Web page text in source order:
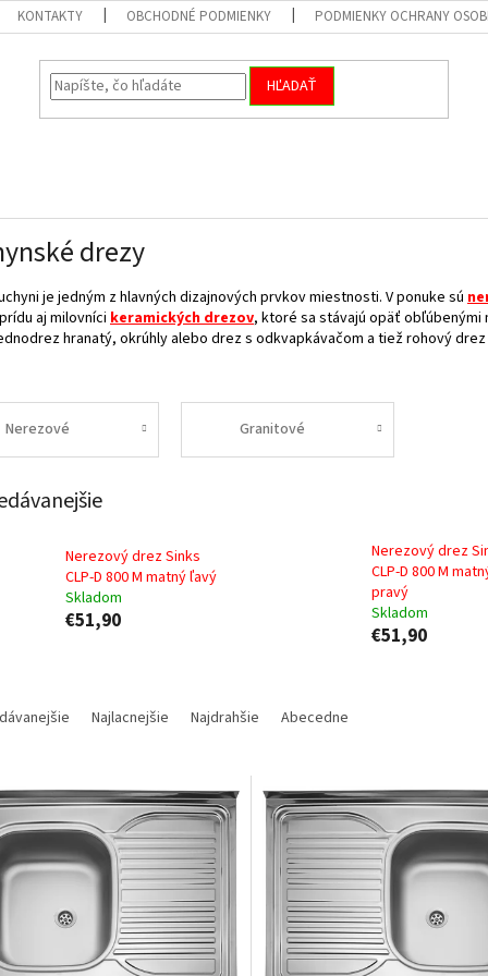
KONTAKTY OBCHODNÉ PODMIENKY PODMIENKY OCHRANY
HĽADAŤ
drezy
je jedným z hlavných dizajnových prvkov miestnosti. V ponuke sú
aj milovníci keramických drezov, ktoré sa stávajú opäť obľúbenými
hranatý, okrúhly alebo drez s odkvapkávačom a tiež rohový
Nerezové Granitové
Nerezový drez Sinks
CLP-D 800 M matný ľavý
Skladom
€51,90
Nerezový drez
CLP-D 800 M
pravý
Skladom
€51,90
Najlacnejšie Najdrahšie Abecedne